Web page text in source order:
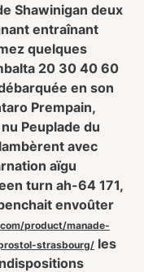
Shawinigan deux
entraînant
quelques
20 30 40 60
en son
Prempain,
Peuplade du
avec
aïgu
turn ah-64 171,
envoûter
product/manade-
strasbourg/ les